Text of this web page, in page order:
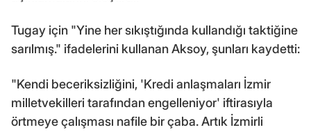
Tugay için "Yine her sıkıştığında kullandığı taktiğine
sarılmış." ifadelerini kullanan Aksoy, şunları kaydetti:
"Kendi beceriksizliğini, 'Kredi anlaşmaları İzmir
milletvekilleri tarafından engelleniyor' iftirasıyla
örtmeye çalışması nafile bir çaba. Artık İzmirli